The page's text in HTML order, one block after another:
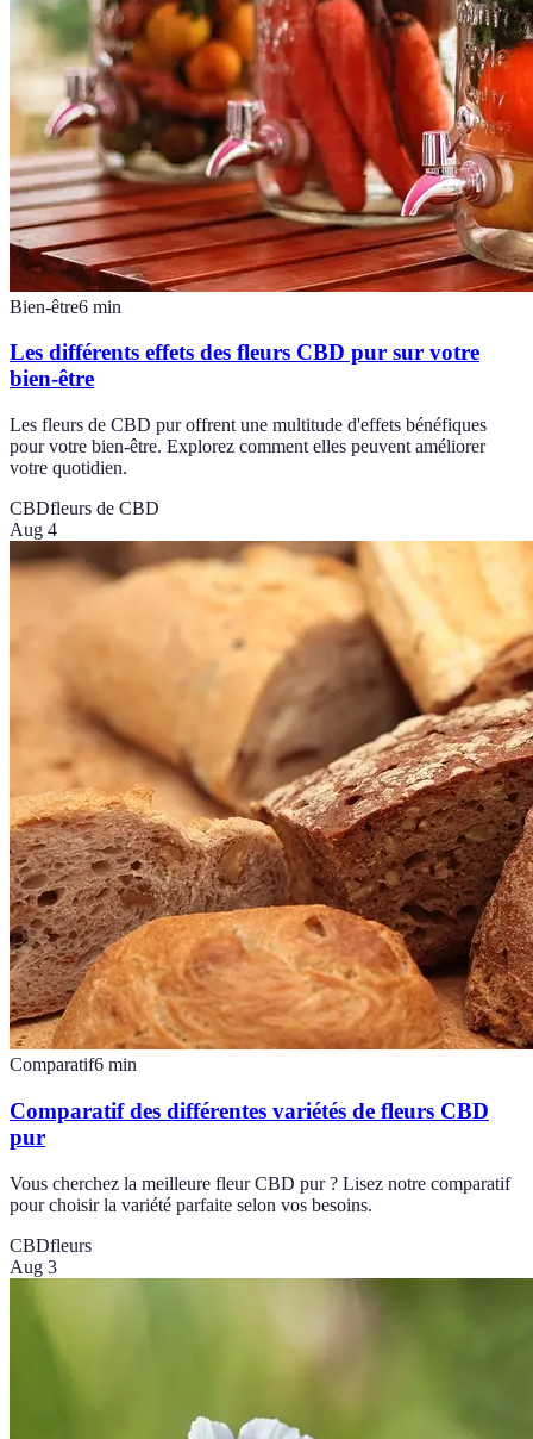
Bien-être6 min
Les différents effets des fleurs CBD pur sur votre
bien-être
Les fleurs de CBD pur offrent une multitude d'effets bénéfiques
pour votre bien-être. Explorez comment elles peuvent améliorer
votre quotidien.
CBDfleurs de CBD
Aug 4
Comparatif6 min
Comparatif des différentes variétés de fleurs CBD
pur
Vous cherchez la meilleure fleur CBD pur ? Lisez notre comparatif
pour choisir la variété parfaite selon vos besoins.
CBDfleurs
Aug 3